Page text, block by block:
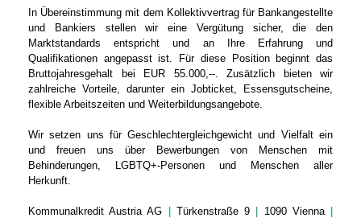
In Übereinstimmung mit dem Kollektivvertrag für Bankangestellte
und Bankiers stellen wir eine Vergütung sicher, die den
Marktstandards entspricht und an Ihre Erfahrung und
Qualifikationen angepasst ist. Für diese Position beginnt das
Bruttojahresgehalt bei EUR 55.000,--. Zusätzlich bieten wir
zahlreiche Vorteile, darunter ein Jobticket, Essensgutscheine,
flexible Arbeitszeiten und Weiterbildungsangebote.
Wir setzen uns für Geschlechtergleichgewicht und Vielfalt ein
und freuen uns über Bewerbungen von Menschen mit
Behinderungen, LGBTQ+-Personen und Menschen aller
Herkunft.
Kommunalkredit Austria AG Türkenstraße 9 1090 Vienna